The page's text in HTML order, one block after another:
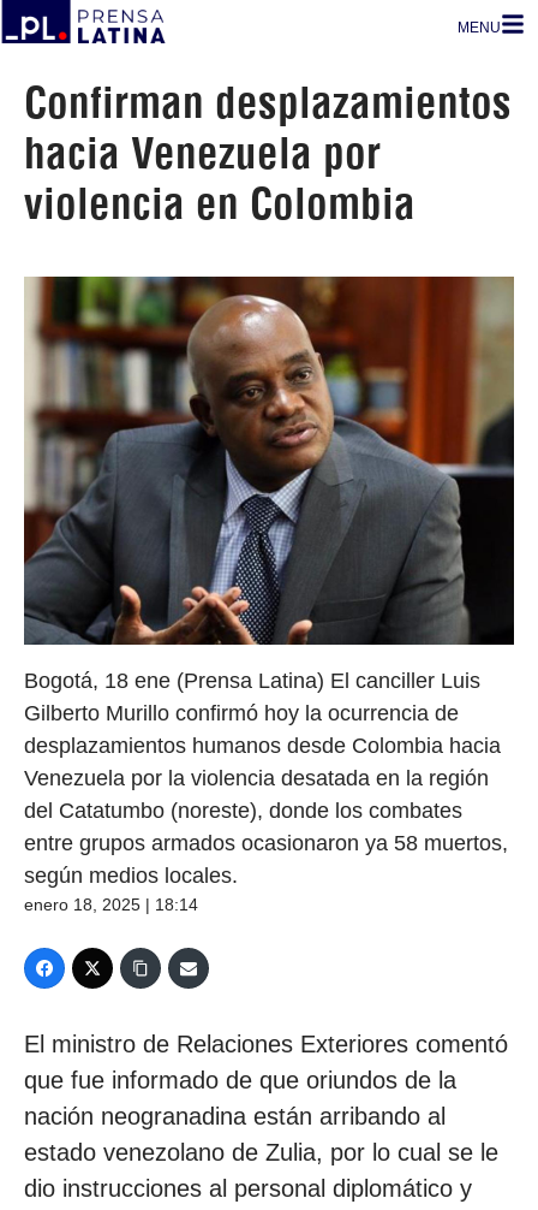
MENU
Confirman desplazamientos
hacia Venezuela por
violencia en Colombia
Bogotá, 18 ene (Prensa Latina) El canciller Luis
Gilberto Murillo confirmó hoy la ocurrencia de
desplazamientos humanos desde Colombia hacia
Venezuela por la violencia desatada en la región
del Catatumbo (noreste), donde los combates
entre grupos armados ocasionaron ya 58 muertos,
según medios locales.
enero 18, 2025 | 18:14
El ministro de Relaciones Exteriores comentó
que fue informado de que oriundos de la
nación neogranadina están arribando al
estado venezolano de Zulia, por lo cual se le
dio instrucciones al personal diplomático y